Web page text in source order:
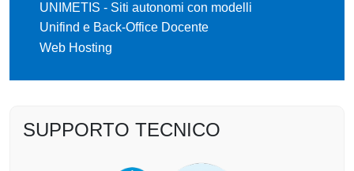
UNIMETIS - Siti autonomi con modelli
Unifind e Back-Office Docente
Web Hosting
SUPPORTO TECNICO